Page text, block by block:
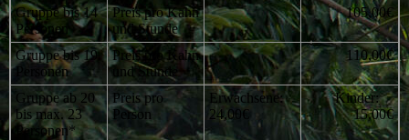
Gruppe bis 14
Personen
Preis pro Kahn
und Stunde
105,00€
Gruppe bis 19
Personen
Preis pro Kahn
und Stunde
110,00€
Gruppe ab 20
bis max. 23
Personen*
Preis pro
Person
Erwachsene:
24,00€
Kinder:
15,00€